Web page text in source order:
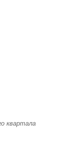
квартала